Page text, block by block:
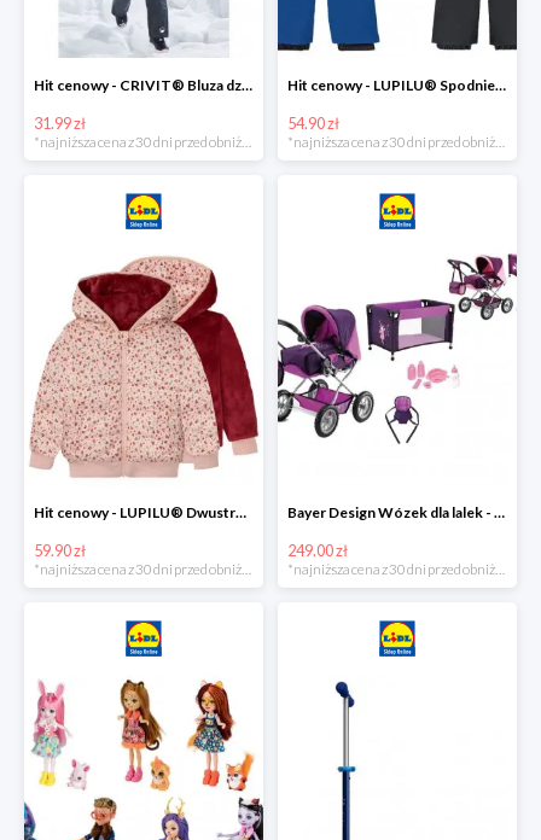
Hit cenowy - CRIVIT® Bluza dziewczęca z polaru
31.99 zł
Hit cenowy - LUPILU® Spodnie narciarskie chłopięce
54.90 zł
Hit cenowy - LUPILU® Dwustronna kurtka pikowana dziewczęca
59.90 zł
*najniższa cena z 30 dni przed obniżką
Bayer Design Wózek dla lalek - megazestaw
249.00 zł
*najniższa cena z 30 dni przed obniżką